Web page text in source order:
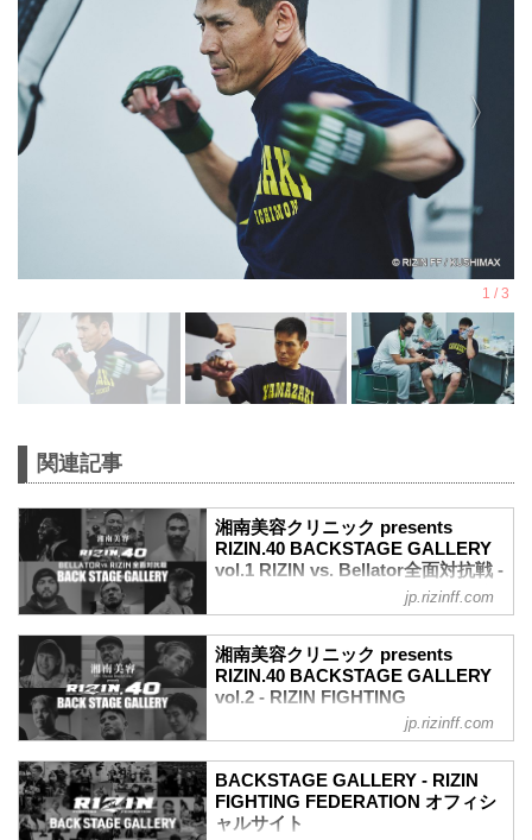
関連記事
湘南美容クリニック presents
RIZIN.40 BACKSTAGE GALLERY
vol.1 RIZIN vs. Bellator全面対抗戦 -
RIZIN FIGHTING FEDERATION オ
フィシャルサイト
戦いの裏側で選手が見せる真実の素顔を
収めた「BACKSTAGE GALLERY」
第1試合～第10試合までのvol.2はこち
第15試合／ホベルト・サトシ・ソウザ
AJ・マッキー7
ホベルト・サトシ・ソウザ7
第14試合／クレベル・コイケ vs. パトリ
jp.rizinff.com
湘南美容クリニック presents
RIZIN.40 BACKSTAGE GALLERY
vol.2 - RIZIN FIGHTING
FEDERATION オフィシャルサイト
収めた「BACKSTAGE GALLERY」
第11試合〜第15試合までのvol.1（RIZIN
vs. Bellator全面対抗戦）はこちら！
jp.rizinff.com
BACKSTAGE GALLERY - RIZIN
FIGHTING FEDERATION オフィシ
ャルサイト